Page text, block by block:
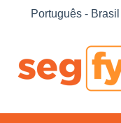
Português - Brasil